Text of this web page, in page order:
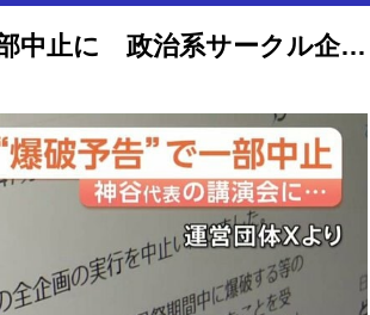
突然の【爆破予告】で…東大伝統の学園祭が一部中止に 政治系サークル企画 参政党・神谷代表の講演会めぐり